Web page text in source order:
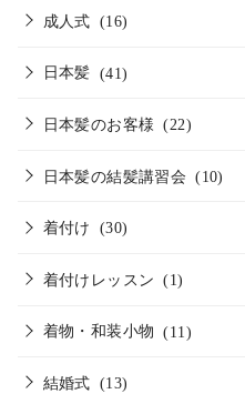
成人式 (16)
日本髪 (41)
日本髪のお客様 (22)
日本髪の結髪講習会 (10)
着付け (30)
着付けレッスン (1)
着物・和装小物 (11)
結婚式 (13)